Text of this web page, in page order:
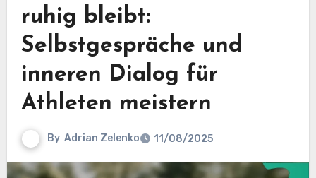
ruhig bleibt:
Selbstgespräche und
inneren Dialog für
Athleten meistern
By Adrian Zelenko 11/08/2025